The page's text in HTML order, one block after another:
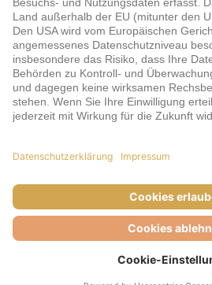
Zahlungsarten & Sicherheit
AGB
Datenschutz